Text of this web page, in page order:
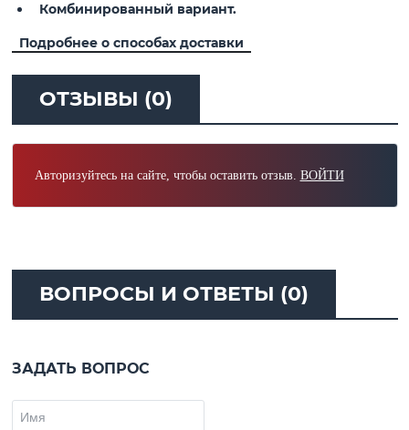
Комбинированный вариант.
Подробнее о способах доставки
ОТЗЫВЫ (0)
Авторизуйтесь на сайте, чтобы оставить отзыв. ВОЙТИ
ВОПРОСЫ И ОТВЕТЫ (0)
ЗАДАТЬ ВОПРОС